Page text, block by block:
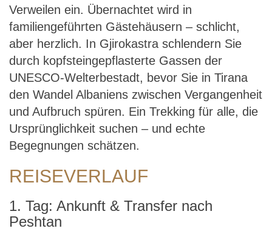
Verweilen ein. Übernachtet wird in
familiengeführten Gästehäusern – schlicht,
aber herzlich. In Gjirokastra schlendern Sie
durch kopfsteingepflasterte Gassen der
UNESCO-Welterbestadt, bevor Sie in Tirana
den Wandel Albaniens zwischen Vergangenheit
und Aufbruch spüren. Ein Trekking für alle, die
Ursprünglichkeit suchen – und echte
Begegnungen schätzen.
REISEVERLAUF
1. Tag: Ankunft & Transfer nach
Peshtan